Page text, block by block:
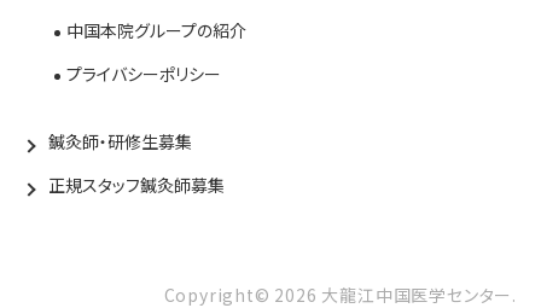
中国本院グループの紹介
プライバシーポリシー
鍼灸師・研修生募集
正規スタッフ鍼灸師募集
Copyright© 2026 大龍江中国医学センター.